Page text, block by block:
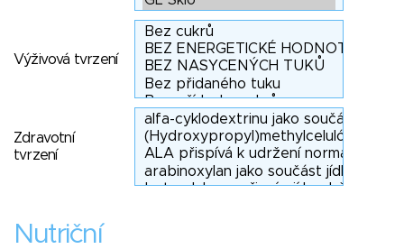
Výživová tvrzení
Zdravotní
tvrzení
Nutriční